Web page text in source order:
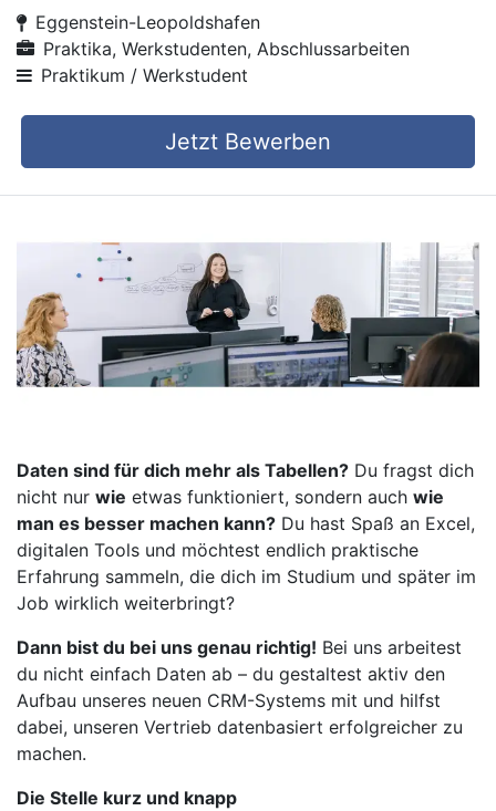
Eggenstein-Leopoldshafen
Praktika, Werkstudenten, Abschlussarbeiten
Praktikum / Werkstudent
Jetzt Bewerben
Daten sind für dich mehr als Tabellen? Du fragst dich
nicht nur wie etwas funktioniert, sondern auch wie
man es besser machen kann? Du hast Spaß an Excel,
digitalen Tools und möchtest endlich praktische
Erfahrung sammeln, die dich im Studium und später im
Job wirklich weiterbringt?
Dann bist du bei uns genau richtig! Bei uns arbeitest
du nicht einfach Daten ab – du gestaltest aktiv den
Aufbau unseres neuen CRM-Systems mit und hilfst
dabei, unseren Vertrieb datenbasiert erfolgreicher zu
machen.
Die Stelle kurz und knapp